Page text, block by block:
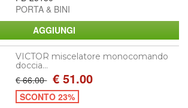
PORTA & BINI
VICTOR miscelatore monocomando
doccia...
€ 66.00 € 51.00
SCONTO 23%